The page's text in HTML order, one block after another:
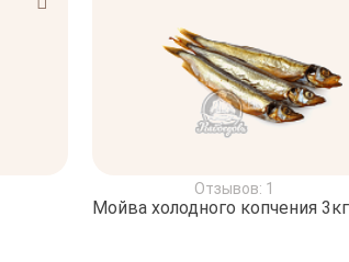
Отзывов: 1
Мойва холодного копчения 3кг